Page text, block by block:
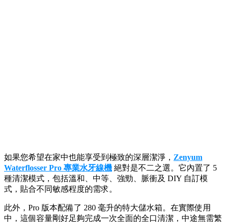
如果您希望在家中也能享受到極致的深層潔淨， Zenyum
Waterflosser Pro 專業水牙線機 絕對是不二之選。它內置了 5
種清潔模式，包括溫和、中等、強勁、脈衝及 DIY 自訂模
式，貼合不同敏感程度的需求。
此外，Pro 版本配備了 280 毫升的特大儲水箱。在實際使用
中，這個容量剛好足夠完成一次全面的全口清潔，中途無需繁